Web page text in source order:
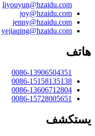
liyouyun@hzaidu.com
joy@hzaidu.com
jenny@hzaidu.com
yejiaqing@hzaidu.com
هاتف
0086-13906504351
0086-15158135138
0086-13606712804
0086-15728005651
يستكشف